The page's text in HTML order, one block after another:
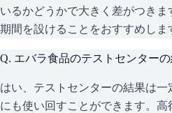
いるかどうかで大きく差がつき
期間を設けることをおすすめしま
Q. エバラ食品のテストセンター
はい、テストセンターの結果は
にも使い回すことができます。